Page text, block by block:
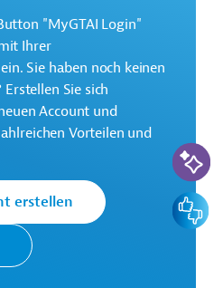
Die IDB ist die wichtigste
"MyGTAI Login"
Ihrer
Sie haben noch keinen
Sie sich
Account und
Vorteilen und
erstellen
KI-